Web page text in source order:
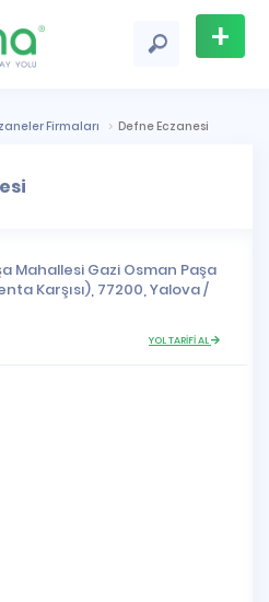
+
Ekle
Firmaları Defne Eczanesi
Mahallesi Gazi Osman Paşa
Karşısı), 77200,Yalova/
YOL TARİFİ AL